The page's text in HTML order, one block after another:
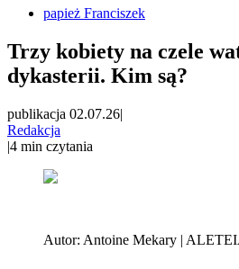
papież Franciszek
Trzy kobiety na czele
dykasterii. Kim są?
publikacja 02.07.26|
Redakcja
|4 min czytania
Autor: Antoine Mekary |